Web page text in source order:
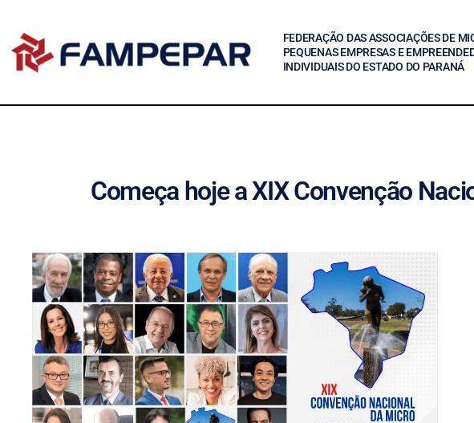
FEDERAÇÃO DAS ASSOCIAÇÕES DE
PEQUENAS EMPRESAS E
INDIVIDUAIS DO ESTADO DO PARANÁ
Começa hoje a XIX Convenção